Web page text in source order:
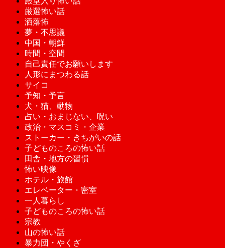
厳選怖い話
洒落怖
夢・不思議
中国・朝鮮
時間・空間
自己責任でお願いします
人形にまつわる話
サイコ
予知・予言
犬・猫、動物
占い・おまじない、呪い
政治・マスコミ・企業
ストーカー・きちがいの話
子どものころの怖い話
田舎・地方の習慣
怖い映像
ホテル・旅館
エレベーター・密室
一人暮らし
子どものころの怖い話
宗教
山の怖い話
暴力団・やくざ